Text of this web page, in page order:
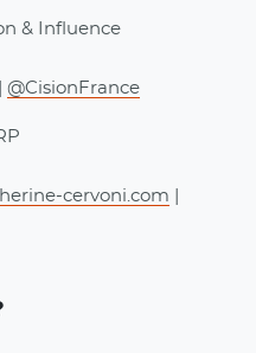
& Influence
@CisionFrance
cervoni.com